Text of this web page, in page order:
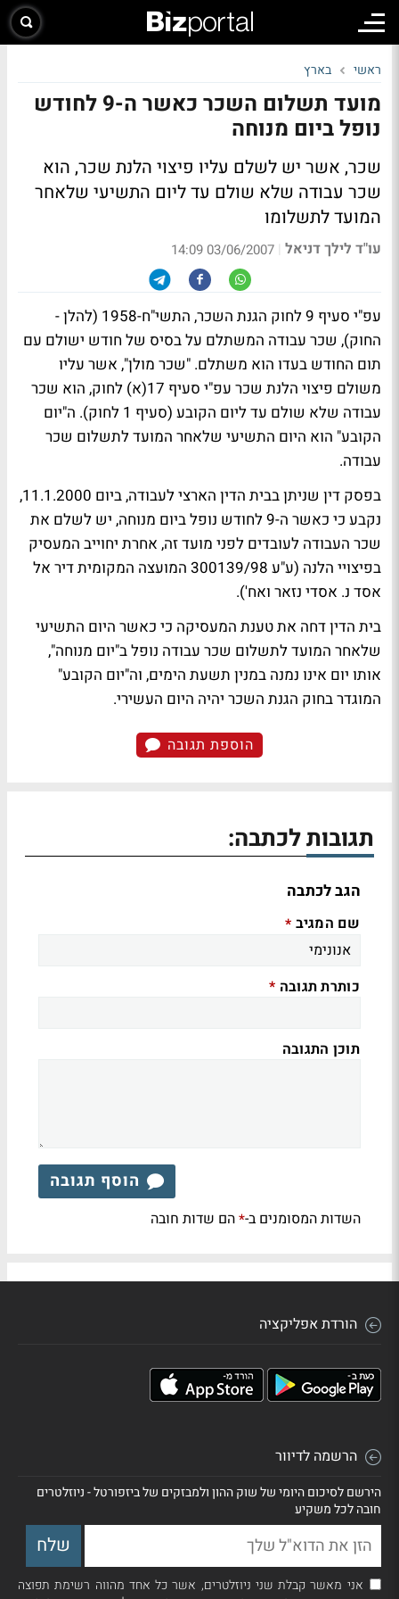
ראשי בארץ
מועד תשלום השכר כאשר ה-9 לחודש
נופל ביום מנוחה
שכר, אשר יש לשלם עליו פיצוי הלנת שכר, הוא
שכר עבודה שלא שולם עד ליום התשיעי שלאחר
המועד לתשלומו
עו"ד לילך דניאל |
03/06/2007 14:09
עפ"י סעיף 9 לחוק הגנת השכר, התשי"ח-1958 (להלן -
החוק), שכר עבודה המשתלם על בסיס של חודש ישולם עם
תום החודש בעדו הוא משתלם. "שכר מולן", אשר עליו
משולם פיצוי הלנת שכר עפ"י סעיף 17(א) לחוק, הוא שכר
עבודה שלא שולם עד ליום הקובע (סעיף 1 לחוק). ה"יום
הקובע" הוא היום התשיעי שלאחר המועד לתשלום שכר
עבודה.
בפסק דין שניתן בבית הדין הארצי לעבודה, ביום 11.1.2000,
נקבע כי כאשר ה-9 לחודש נופל ביום מנוחה, יש לשלם את
שכר העבודה לעובדים לפני מועד זה, אחרת יחוייב המעסיק
בפיצויי הלנה (ע"ע 300139/98 המועצה המקומית דיר אל
אסד נ. אסדי נזאר ואח').
בית הדין דחה את טענת המעסיקה כי כאשר היום התשיעי
שלאחר המועד לתשלום שכר עבודה נופל ב"יום מנוחה",
אותו יום אינו נמנה במנין תשעת הימים, וה"יום הקובע"
המוגדר בחוק הגנת השכר יהיה היום העשירי.
הוספת תגובה
תגובות לכתבה:
הגב לכתבה
שם המגיב *
כותרת תגובה *
תוכן התגובה
הוסף תגובה
השדות המסומנים ב-*הם שדות חובה
הורדת אפליקציה
הרשמה לדיוור
הירשם לסיכום היומי של שוק ההון ולמבזקים של ביזפורטל - ניוזלטרים
חובה לכל משקיע
אני מאשר קבלת שני ניוזלטרים, אשר כל אחד מהווה רשימת תפוצה